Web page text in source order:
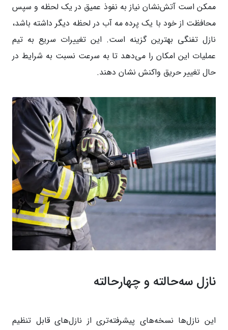
ممکن است آتش‌نشان نیاز به نفوذ عمیق در یک لحظه و سپس
محافظت از خود با یک پرده مه آب در لحظه دیگر داشته باشد،
نازل تفنگی بهترین گزینه است. این تغییرات سریع به تیم
عملیات این امکان را می‌دهد تا به سرعت نسبت به شرایط در
حال تغییر حریق واکنش نشان دهند.
نازل سه‌حالته و چهارحالته
این نازل‌ها نسخه‌های پیشرفته‌تری از نازل‌های قابل تنظیم